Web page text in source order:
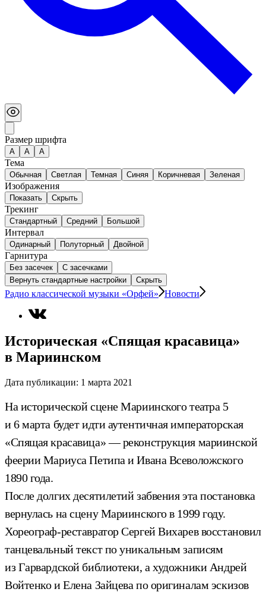
Размер шрифта
А A A
Тема
Обычная Светлая Темная Синяя Коричневая Зеленая
Изображения
Показать Скрыть
Трекинг
Стандартный Средний Большой
Интервал
Одинарный Полуторный Двойной
Гарнитура
Без засечек
С засечками
Вернуть стандартные настройки
Скрыть
Радио классической музыки «Орфей» Новости
Историческая «Спящая красавица»
в Мариинском
Дата публикации: 1 марта 2021
На исторической сцене Мариинского театра 5
и 6 марта будет идти аутентичная императорская
«Спящая красавица» — реконструкция мариинской
феерии Мариуса Петипа и Ивана Всеволожского
1890 года.
После долгих десятилетий забвения эта постановка
вернулась на сцену Мариинского в 1999 году.
Хореограф-реставратор Сергей Вихарев восстановил
танцевальный текст по уникальным записям
из Гарвардской библиотеки, а художники Андрей
Войтенко и Елена Зайцева по оригиналам эскизов